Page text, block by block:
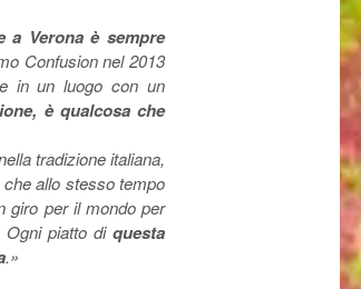
a Verona è sempre
Confusion nel 2013
in un luogo con un
è qualcosa che
tradizione italiana,
allo stesso tempo
giro per il mondo per
Ogni piatto di questa
.»